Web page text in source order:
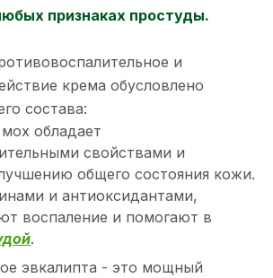
признаках простуды.
и
крема обусловлено
состава:
обладает
свойствами и
общего состояния кожи.
и антиоксидантами,
воспаление и помогают в
.
эвкалипта - это мощный